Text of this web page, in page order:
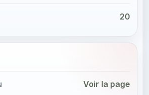
20
Voir la page